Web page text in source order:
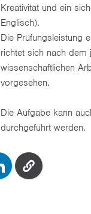
Kreativität und ein
Englisch).
Die Prüfungsleistung
richtet sich nach dem
wissenschaftlichen
vorgesehen.
Die Aufgabe kann
durchgeführt werden.